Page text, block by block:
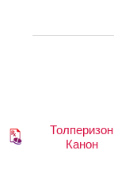
Толперизон
Канон